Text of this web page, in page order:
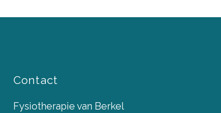
Contact
Fysiotherapie van Berkel